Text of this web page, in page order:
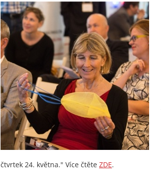
čtvrtek 24. května." Více čtěte ZDE.